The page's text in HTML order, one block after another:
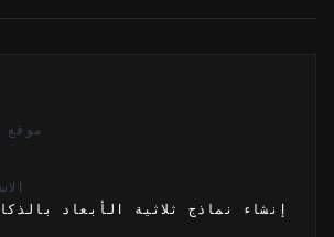
موقع
إنشاء نماذج ثلاثية الأبعاد